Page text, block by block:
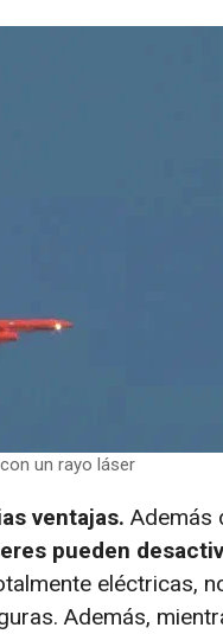
un rayo láser
ventajas. Además
pueden
eléctricas,
Además,